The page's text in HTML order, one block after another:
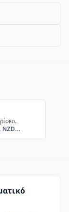
NZD